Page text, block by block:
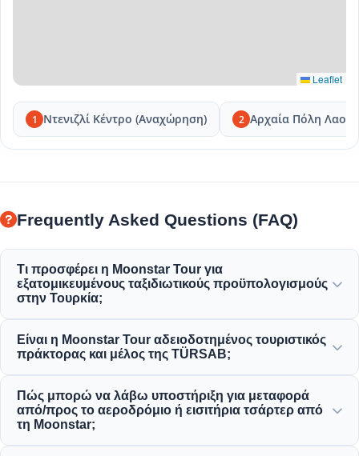
Leaflet
1 Ντενιζλί Κέντρο (Αναχώρηση) 2 Αρχαία Πόλη
Frequently Asked Questions (FAQ)
Τι προσφέρει η Moonstar Tour για
εξατομικευμένους ταξιδιωτικούς προϋπολογισμούς
στην Τουρκία;
εξατομικευμένων υπηρεσιών για επαγγελματικά και
ψυχαγωγικά ταξίδια, παρέχοντας επιλογές που
χρήματά σας.
Είναι η Moonstar Tour αδειοδοτημένος τουριστικός
πράκτορας και μέλος της TÜRSAB;
ταξιδιωτική εταιρεία κατηγορίας Α και περήφανο μέλος
της TÜRSAB (Ένωση Τουριστικών Πρακτόρων της
Πώς μπορώ να λάβω υποστήριξη για μεταφορά
από/προς το αεροδρόμιο ή εισιτήρια τσάρτερ από
τη Moonstar;